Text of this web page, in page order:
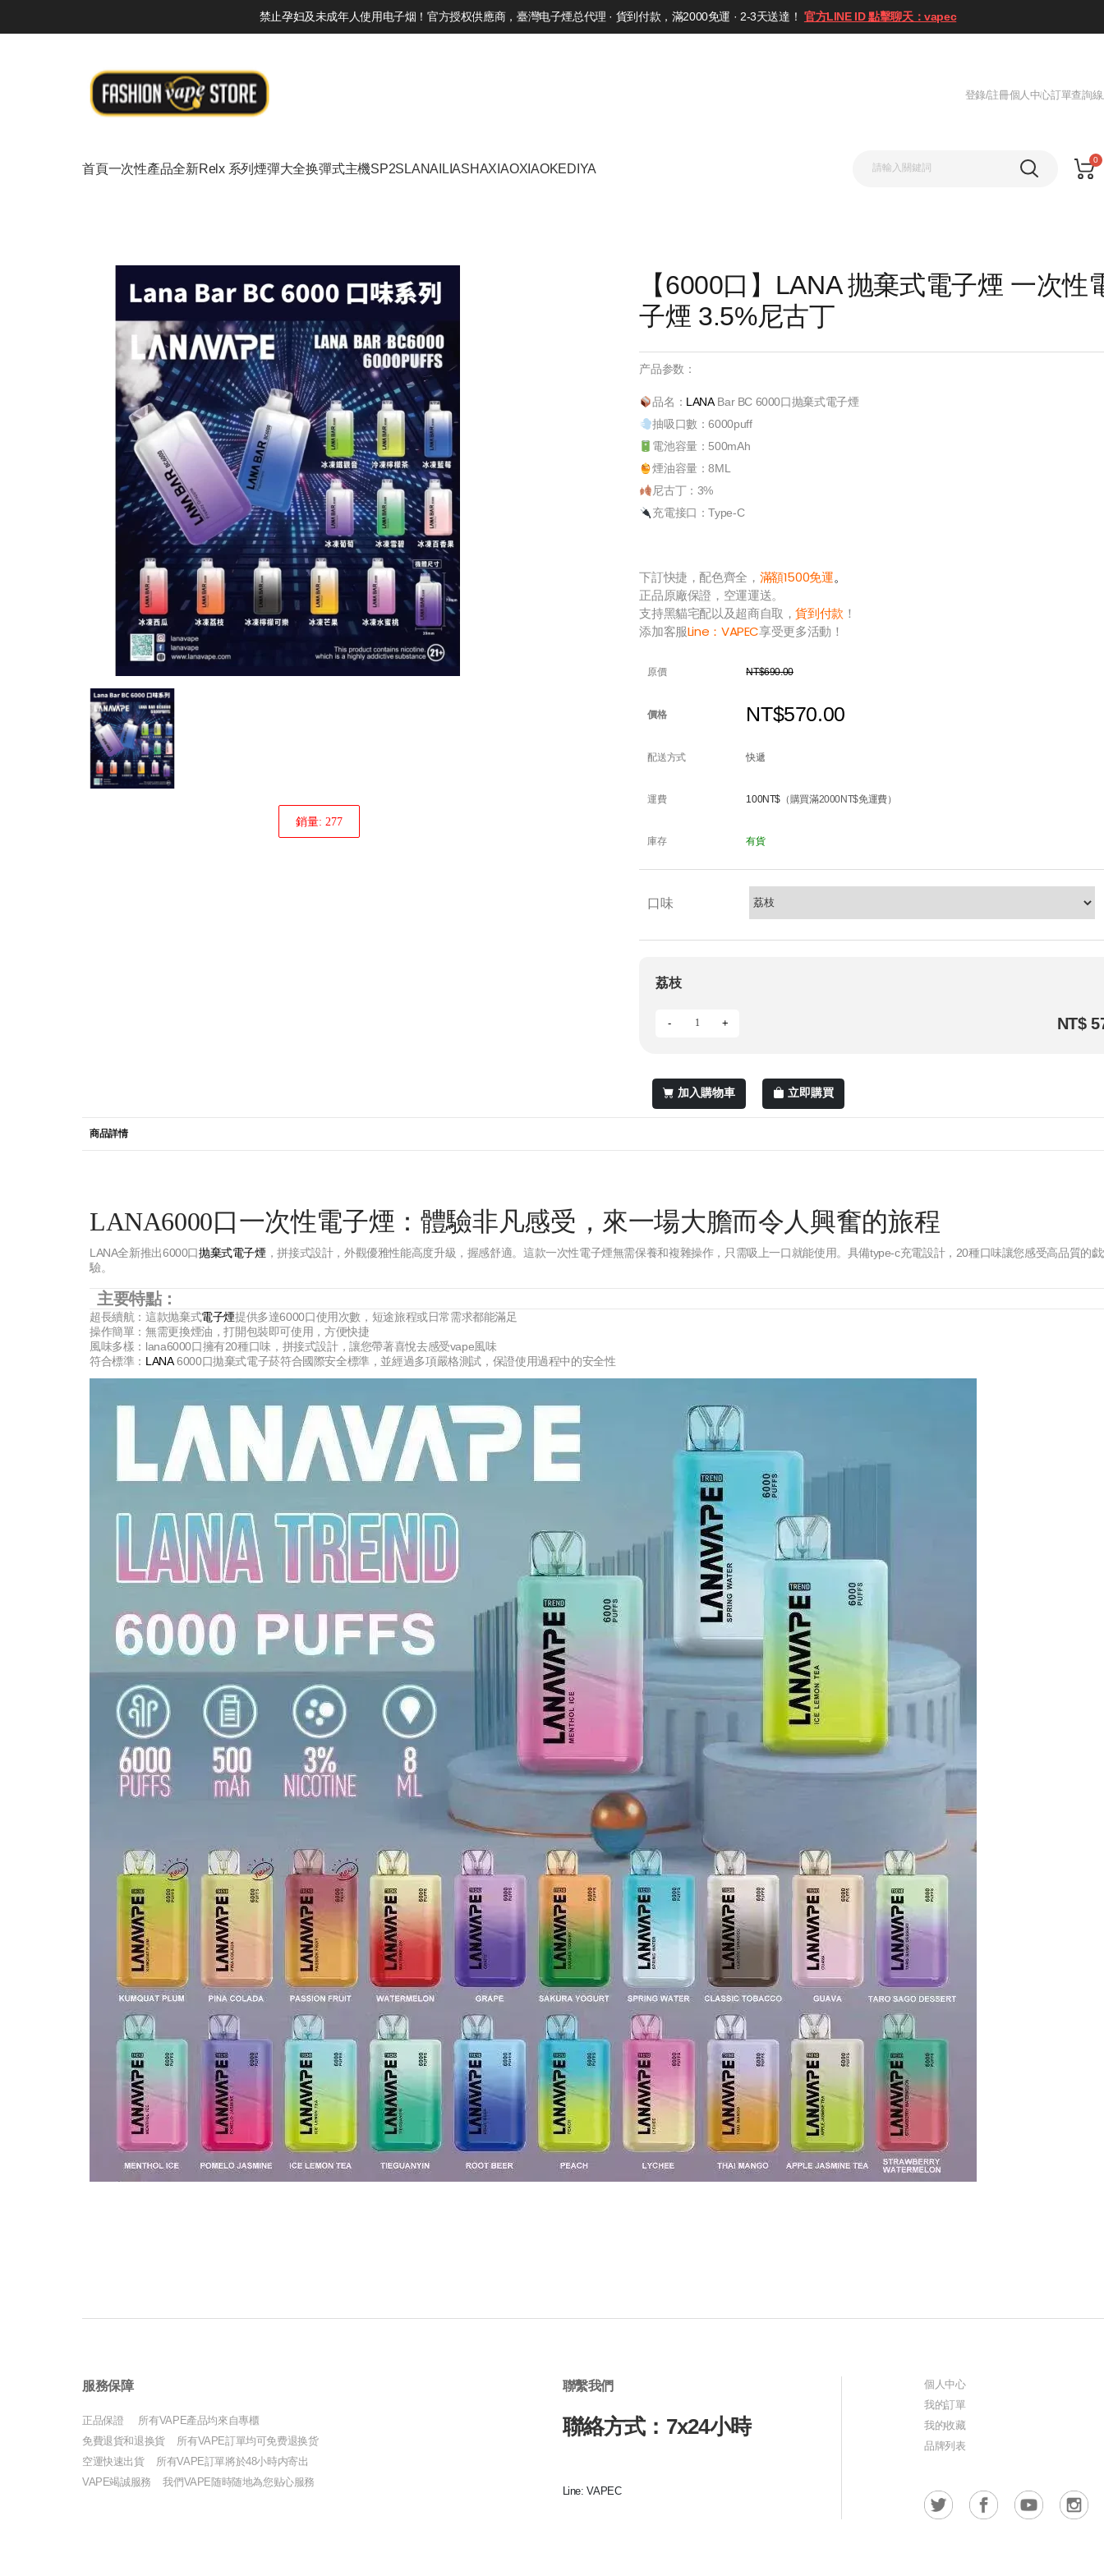
禁止孕妇及未成年人使用电子烟！官方授权供應商，臺灣电子煙总代理 · 貨到付款，滿2000免運 · 2-3天送達！ 官方LINE ID 點擊聊天：vapec
登錄/註冊個人中心訂單查詢
首頁一次性產品全新Relx 系列煙彈大全换彈式主機SP2S LANA ILIASHAXIAOXIAOKEDIYA
0
銷量: 277
【6000口】LANA 抛棄式電子煙 一次性
子煙 3.5%尼古丁
产品参数：
品名： LANABar BC 6000口抛棄式電子煙
抽吸口數：6000puff
電池容量：500mAh
煙油容量：8ML
尼古丁：3%
充電接口：Type-C
下訂快捷，配色齊全， 滿額1500免運。
正品原廠保證，空運運送。
支持黑貓宅配以及超商自取，貨到付款 ！
添加客服Line： VAPEC享受更多活動！
原價 NT$690.00
價格 NT$570.00
配送方式 快遞
運費 100NT$ （購買滿2000NT$免運費）
庫存 有貨
口味
荔枝
- + NT$
加入購物車 立即購買
商品詳情
LANA6000口一次性電子煙：體驗非凡感受，來一場大膽而令人興奮的旅程
LANA全新推出6000口抛棄式電子煙，拼接式設計，外觀優雅性能高度升級，握感舒適。這款一次性電子煙無需保養和複雜操作，只需吸上一口就能使用。具備type-c充電設計，20種口味讓您感受高品質的
驗。
主要特點：
超長續航：這款抛棄式電子煙提供多達6000口使用次數，短途旅程或日常需求都能滿足
操作簡單：無需更換煙油，打開包裝即可使用，方便快捷
風味多樣：lana6000口擁有20種口味，拼接式設計，讓您帶著喜悅去感受vape風味
符合標準： LANA6000口拋棄式電子菸符合國際安全標準，並經過多項嚴格測試，保證使用過程中的安全性
服務保障
正品保證 所有VAPE產品均來自專櫃
免費退貨和退换貨 所有VAPE訂單均可免费退换货
空運快速出貨 所有VAPE訂單將於48小時内寄出
VAPE竭誠服務 我們VAPE随時随地為您贴心服務
聯繫我們
聯絡方式：7x24小時
Line: VAPEC
個人中心
我的訂單
我的收藏
品牌列表